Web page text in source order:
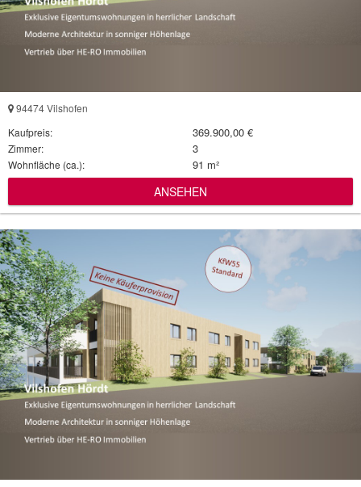
94474 Vilshofen
Kaufpreis:
369.900,00 €
Zimmer: 3
Wohnfläche (ca.): 91 m²
ANSEHEN